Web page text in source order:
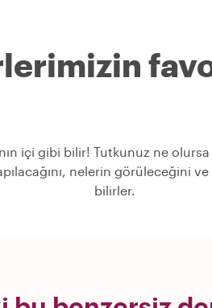
içi gibi bilir! Tutkunuz ne
nelerin görüleceğini
bilirler.